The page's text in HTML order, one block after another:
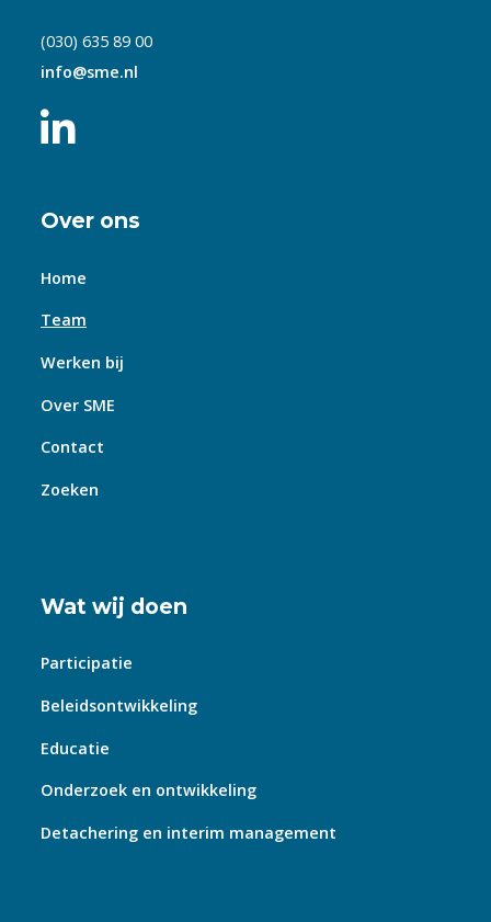
(030) 635 89 00
info@sme.nl
Over ons
Home
Team
Werken bij
Over SME
Contact
Zoeken
Wat wij doen
Participatie
Beleidsontwikkeling
Educatie
Onderzoek en ontwikkeling
Detachering en interim management